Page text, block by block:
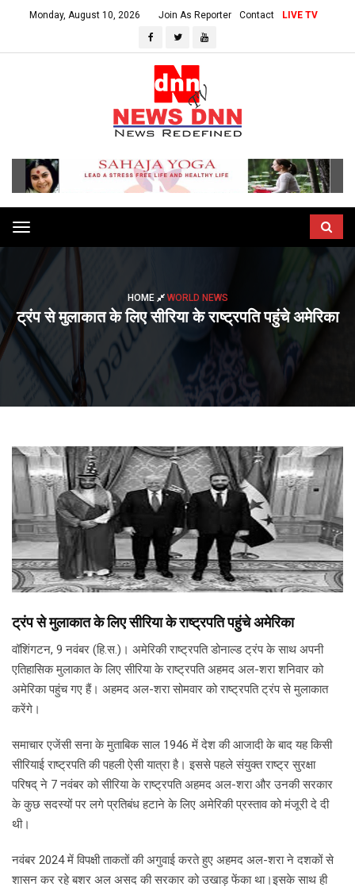
Monday, August 10, 2026 Join As Reporter Contact LIVE TV
Toggle
navigation
HOME WORLD NEWS
ट्रंप से मुलाकात के लिए सीरिया के राष्ट्रपति पहुंचे अमेरिका
ट्रंप से मुलाकात के लिए सीरिया के राष्ट्रपति पहुंचे अमेरिका
वॉशिंगटन, 9 नवंबर (हि.स.)। अमेरिकी राष्ट्रपति डोनाल्ड ट्रंप के साथ अपनी
एतिहासिक मुलाकात के लिए सीरिया के राष्ट्रपति अहमद अल-शरा शनिवार को
अमेरिका पहुंच गए हैं। अहमद अल-शरा सोमवार को राष्ट्रपति ट्रंप से मुलाकात
करेंगे।
समाचार एजेंसी सना के मुताबिक साल 1946 में देश की आजादी के बाद यह किसी
सीरियाई राष्ट्रपति की पहली ऐसी यात्रा है। इससे पहले संयुक्त राष्ट्र सुरक्षा
परिषद् ने 7 नवंबर को सीरिया के राष्ट्रपति अहमद अल-शरा और उनकी सरकार
के कुछ सदस्यों पर लगे प्रतिबंध हटाने के लिए अमेरिकी प्रस्ताव को मंजूरी दे दी
थी।
नवंबर 2024 में विपक्षी ताकतों की अगुवाई करते हुए अहमद अल-शरा ने दशकों से
शासन कर रहे बशर अल असद की सरकार को उखाड़ फेंका था।इसके साथ ही